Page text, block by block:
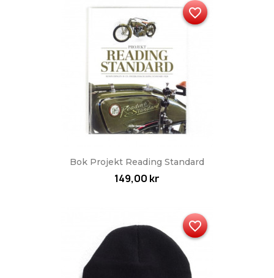
Bok Projekt Reading Standard
149,00 kr
favorite_border
favorite_border